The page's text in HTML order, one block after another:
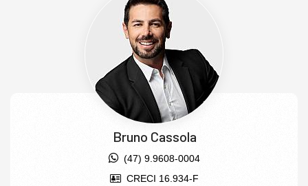
Bruno Cassola
(47) 9.9608-0004
CRECI 16.934-F